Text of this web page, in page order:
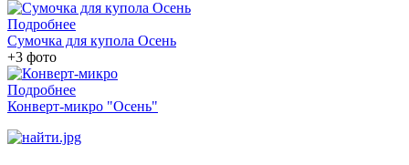
Подробнее
Сумочка для купола Осень
+3 фото
Подробнее
Конверт-микро "Осень"